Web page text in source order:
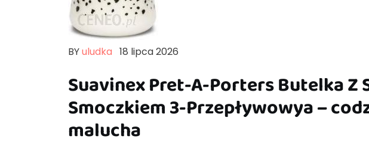
BYuludka 18 lipca 2026
Suavinex Pret-A-Porters Butelka Z
Smoczkiem 3-Przepływowya –
malucha